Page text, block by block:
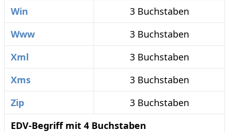
Win
3 Buchstaben
Www
3 Buchstaben
Xml
3 Buchstaben
Xms
3 Buchstaben
Zip
3 Buchstaben
EDV-Begriff mit 4 Buchstaben